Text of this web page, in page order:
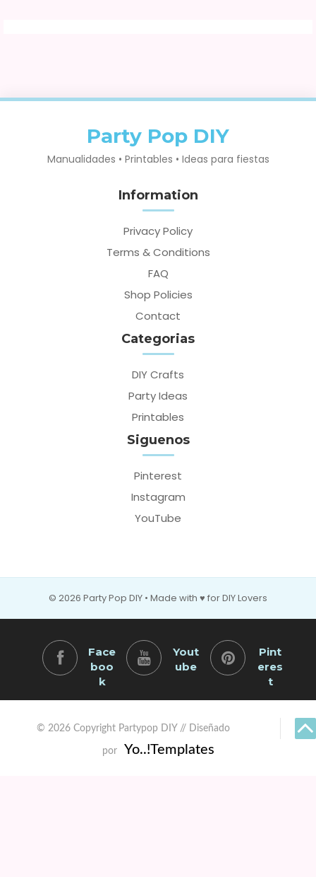
Party Pop DIY
Manualidades • Printables • Ideas para fiestas
Information
Privacy Policy
Terms & Conditions
FAQ
Shop Policies
Contact
Categorias
DIY Crafts
Party Ideas
Printables
Siguenos
Pinterest
Instagram
YouTube
© 2026 Party Pop DIY • Made with ♥ for DIY Lovers
Face
boo
k
Yout
ube
Pint
eres
t
© 2026 Copyright Partypop DIY // Diseñado
por Yo..!Templates